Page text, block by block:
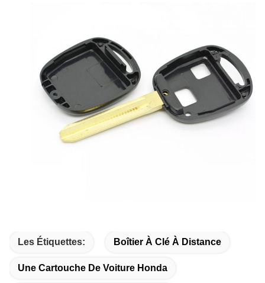
Les Étiquettes: Boîtier À Clé À Distance
Une Cartouche De Voiture Honda